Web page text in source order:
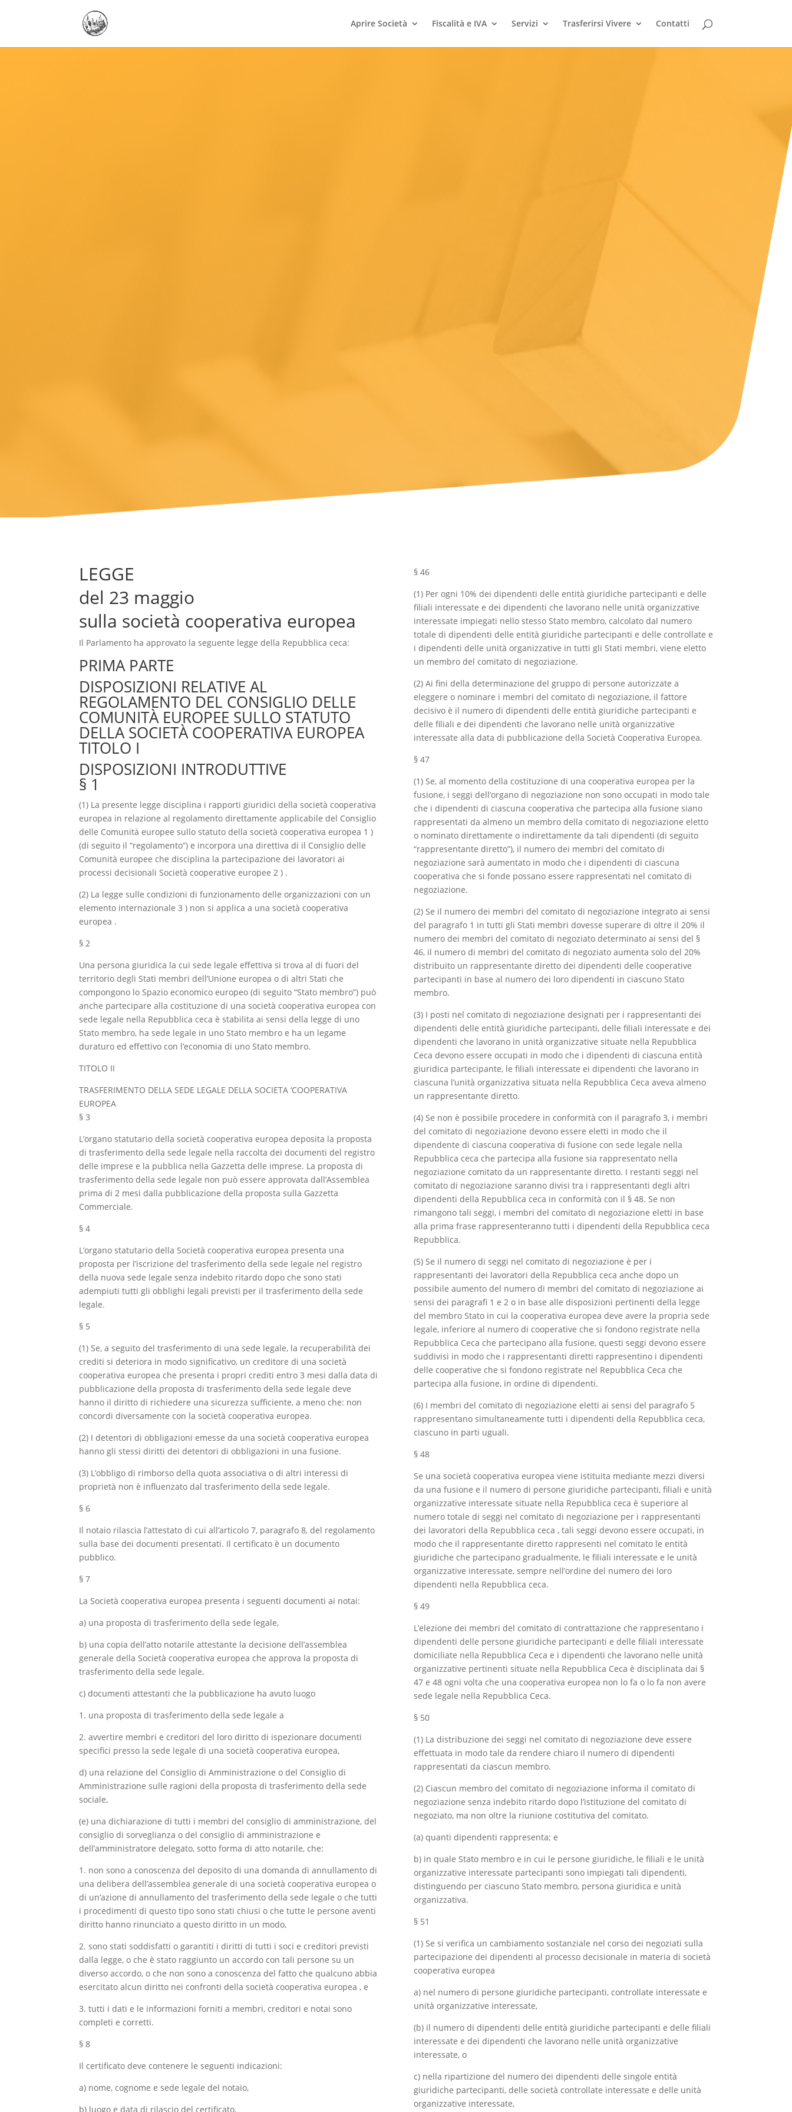
Aprire Società Fiscalità e IVA Servizi Trasferirsi Vivere Contatti
LEGGE
del 23 maggio
sulla società cooperativa europea
Il Parlamento ha approvato la seguente legge della Repubblica ceca:
PRIMA PARTE
DISPOSIZIONI RELATIVE AL
REGOLAMENTO DEL CONSIGLIO DELLE
COMUNITÀ EUROPEE SULLO STATUTO
DELLA SOCIETÀ COOPERATIVA EUROPEA
TITOLO I
DISPOSIZIONI INTRODUTTIVE
§ 1
(1) La presente legge disciplina i rapporti giuridici della società cooperativa
europea in relazione al regolamento direttamente applicabile del Consiglio
delle Comunità europee sullo statuto della società cooperativa europea 1 )
(di seguito il “regolamento”) e incorpora una direttiva di il Consiglio delle
Comunità europee che disciplina la partecipazione dei lavoratori ai
processi decisionali Società cooperative europee 2 ) .
(2) La legge sulle condizioni di funzionamento delle organizzazioni con un
elemento internazionale 3 ) non si applica a una società cooperativa
europea .
§ 2
Una persona giuridica la cui sede legale effettiva si trova al di fuori del
territorio degli Stati membri dell’Unione europea o di altri Stati che
compongono lo Spazio economico europeo (di seguito “Stato membro”) può
anche partecipare alla costituzione di una società cooperativa europea con
sede legale nella Repubblica ceca è stabilita ai sensi della legge di uno
Stato membro, ha sede legale in uno Stato membro e ha un legame
duraturo ed effettivo con l’economia di uno Stato membro.
TITOLO II
TRASFERIMENTO DELLA SEDE LEGALE DELLA SOCIETA ‘COOPERATIVA
EUROPEA
§ 3
L’organo statutario della società cooperativa europea deposita la proposta
di trasferimento della sede legale nella raccolta dei documenti del registro
delle imprese e la pubblica nella Gazzetta delle imprese. La proposta di
trasferimento della sede legale non può essere approvata dall’Assemblea
prima di 2 mesi dalla pubblicazione della proposta sulla Gazzetta
Commerciale.
§ 4
L’organo statutario della Società cooperativa europea presenta una
proposta per l’iscrizione del trasferimento della sede legale nel registro
della nuova sede legale senza indebito ritardo dopo che sono stati
adempiuti tutti gli obblighi legali previsti per il trasferimento della sede
legale.
§ 5
(1) Se, a seguito del trasferimento di una sede legale, la recuperabilità dei
crediti si deteriora in modo significativo, un creditore di una società
cooperativa europea che presenta i propri crediti entro 3 mesi dalla data di
pubblicazione della proposta di trasferimento della sede legale deve
hanno il diritto di richiedere una sicurezza sufficiente, a meno che: non
concordi diversamente con la società cooperativa europea.
(2) I detentori di obbligazioni emesse da una società cooperativa europea
hanno gli stessi diritti dei detentori di obbligazioni in una fusione.
(3) L’obbligo di rimborso della quota associativa o di altri interessi di
proprietà non è influenzato dal trasferimento della sede legale.
§ 6
Il notaio rilascia l’attestato di cui all’articolo 7, paragrafo 8, del regolamento
sulla base dei documenti presentati. Il certificato è un documento
pubblico.
§ 7
La Società cooperativa europea presenta i seguenti documenti ai notai:
a) una proposta di trasferimento della sede legale,
b) una copia dell’atto notarile attestante la decisione dell’assemblea
generale della Società cooperativa europea che approva la proposta di
trasferimento della sede legale,
c) documenti attestanti che la pubblicazione ha avuto luogo
1. una proposta di trasferimento della sede legale a
2. avvertire membri e creditori del loro diritto di ispezionare documenti
specifici presso la sede legale di una società cooperativa europea,
d) una relazione del Consiglio di Amministrazione o del Consiglio di
Amministrazione sulle ragioni della proposta di trasferimento della sede
sociale,
(e) una dichiarazione di tutti i membri del consiglio di amministrazione, del
consiglio di sorveglianza o del consiglio di amministrazione e
dell’amministratore delegato, sotto forma di atto notarile, che:
1. non sono a conoscenza del deposito di una domanda di annullamento di
una delibera dell’assemblea generale di una società cooperativa europea o
di un’azione di annullamento del trasferimento della sede legale o che tutti
i procedimenti di questo tipo sono stati chiusi o che tutte le persone aventi
diritto hanno rinunciato a questo diritto in un modo,
2. sono stati soddisfatti o garantiti i diritti di tutti i soci e creditori previsti
dalla legge, o che è stato raggiunto un accordo con tali persone su un
diverso accordo, o che non sono a conoscenza del fatto che qualcuno abbia
esercitato alcun diritto nei confronti della società cooperativa europea , e
3. tutti i dati e le informazioni forniti a membri, creditori e notai sono
completi e corretti.
§ 8
Il certificato deve contenere le seguenti indicazioni:
a) nome, cognome e sede legale del notaio,
b) luogo e data di rilascio del certificato,
§ 46
(1) Per ogni 10% dei dipendenti delle entità giuridiche partecipanti e delle
filiali interessate e dei dipendenti che lavorano nelle unità organizzative
interessate impiegati nello stesso Stato membro, calcolato dal numero
totale di dipendenti delle entità giuridiche partecipanti e delle controllate e
i dipendenti delle unità organizzative in tutti gli Stati membri, viene eletto
un membro del comitato di negoziazione.
(2) Ai fini della determinazione del gruppo di persone autorizzate a
eleggere o nominare i membri del comitato di negoziazione, il fattore
decisivo è il numero di dipendenti delle entità giuridiche partecipanti e
delle filiali e dei dipendenti che lavorano nelle unità organizzative
interessate alla data di pubblicazione della Società Cooperativa Europea.
§ 47
(1) Se, al momento della costituzione di una cooperativa europea per la
fusione, i seggi dell’organo di negoziazione non sono occupati in modo tale
che i dipendenti di ciascuna cooperativa che partecipa alla fusione siano
rappresentati da almeno un membro della comitato di negoziazione eletto
o nominato direttamente o indirettamente da tali dipendenti (di seguito
“rappresentante diretto”), il numero dei membri del comitato di
negoziazione sarà aumentato in modo che i dipendenti di ciascuna
cooperativa che si fonde possano essere rappresentati nel comitato di
negoziazione.
(2) Se il numero dei membri del comitato di negoziazione integrato ai sensi
del paragrafo 1 in tutti gli Stati membri dovesse superare di oltre il 20% il
numero dei membri del comitato di negoziato determinato ai sensi del §
46, il numero di membri del comitato di negoziato aumenta solo del 20%
distribuito un rappresentante diretto dei dipendenti delle cooperative
partecipanti in base al numero dei loro dipendenti in ciascuno Stato
membro.
(3) I posti nel comitato di negoziazione designati per i rappresentanti dei
dipendenti delle entità giuridiche partecipanti, delle filiali interessate e dei
dipendenti che lavorano in unità organizzative situate nella Repubblica
Ceca devono essere occupati in modo che i dipendenti di ciascuna entità
giuridica partecipante, le filiali interessate ei dipendenti che lavorano in
ciascuna l’unità organizzativa situata nella Repubblica Ceca aveva almeno
un rappresentante diretto.
(4) Se non è possibile procedere in conformità con il paragrafo 3, i membri
del comitato di negoziazione devono essere eletti in modo che il
dipendente di ciascuna cooperativa di fusione con sede legale nella
Repubblica ceca che partecipa alla fusione sia rappresentato nella
negoziazione comitato da un rappresentante diretto. I restanti seggi nel
comitato di negoziazione saranno divisi tra i rappresentanti degli altri
dipendenti della Repubblica ceca in conformità con il § 48. Se non
rimangono tali seggi, i membri del comitato di negoziazione eletti in base
alla prima frase rappresenteranno tutti i dipendenti della Repubblica ceca
Repubblica.
(5) Se il numero di seggi nel comitato di negoziazione è per i
rappresentanti dei lavoratori della Repubblica ceca anche dopo un
possibile aumento del numero di membri del comitato di negoziazione ai
sensi dei paragrafi 1 e 2 o in base alle disposizioni pertinenti della legge
del membro Stato in cui la cooperativa europea deve avere la propria sede
legale, inferiore al numero di cooperative che si fondono registrate nella
Repubblica Ceca che partecipano alla fusione, questi seggi devono essere
suddivisi in modo che i rappresentanti diretti rappresentino i dipendenti
delle cooperative che si fondono registrate nel Repubblica Ceca che
partecipa alla fusione, in ordine di dipendenti.
(6) I membri del comitato di negoziazione eletti ai sensi del paragrafo 5
rappresentano simultaneamente tutti i dipendenti della Repubblica ceca,
ciascuno in parti uguali.
§ 48
Se una società cooperativa europea viene istituita mediante mezzi diversi
da una fusione e il numero di persone giuridiche partecipanti, filiali e unità
organizzative interessate situate nella Repubblica ceca è superiore al
numero totale di seggi nel comitato di negoziazione per i rappresentanti
dei lavoratori della Repubblica ceca , tali seggi devono essere occupati, in
modo che il rappresentante diretto rappresenti nel comitato le entità
giuridiche che partecipano gradualmente, le filiali interessate e le unità
organizzative interessate, sempre nell’ordine del numero dei loro
dipendenti nella Repubblica ceca.
§ 49
L’elezione dei membri del comitato di contrattazione che rappresentano i
dipendenti delle persone giuridiche partecipanti e delle filiali interessate
domiciliate nella Repubblica Ceca e i dipendenti che lavorano nelle unità
organizzative pertinenti situate nella Repubblica Ceca è disciplinata dai §
47 e 48 ogni volta che una cooperativa europea non lo fa o lo fa non avere
sede legale nella Repubblica Ceca.
§ 50
(1) La distribuzione dei seggi nel comitato di negoziazione deve essere
effettuata in modo tale da rendere chiaro il numero di dipendenti
rappresentati da ciascun membro.
(2) Ciascun membro del comitato di negoziazione informa il comitato di
negoziazione senza indebito ritardo dopo l’istituzione del comitato di
negoziato, ma non oltre la riunione costitutiva del comitato.
(a) quanti dipendenti rappresenta; e
b) in quale Stato membro e in cui le persone giuridiche, le filiali e le unità
organizzative interessate partecipanti sono impiegati tali dipendenti,
distinguendo per ciascuno Stato membro, persona giuridica e unità
organizzativa.
§ 51
(1) Se si verifica un cambiamento sostanziale nel corso dei negoziati sulla
partecipazione dei dipendenti al processo decisionale in materia di società
cooperativa europea
a) nel numero di persone giuridiche partecipanti, controllate interessate e
unità organizzative interessate,
(b) il numero di dipendenti delle entità giuridiche partecipanti e delle filiali
interessate e dei dipendenti che lavorano nelle unità organizzative
interessate, o
c) nella ripartizione del numero dei dipendenti delle singole entità
giuridiche partecipanti, delle società controllate interessate e delle unità
organizzative interessate,